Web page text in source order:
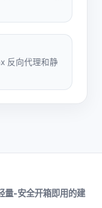
反向代理和静
-安全开箱即用的建